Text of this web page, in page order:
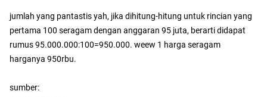
jumlah yang pantastis yah, jika dihitung-hitung untuk rincian yang
pertama 100 seragam dengan anggaran 95 juta, berarti didapat
rumus 95.000.000:100=950.000. weew 1 harga seragam
harganya 950rbu.
sumber: